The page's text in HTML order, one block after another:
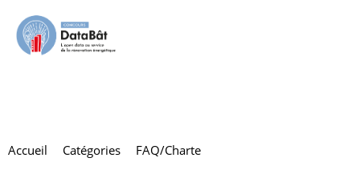
Carine
Accueil Catégories
FAQ/Charte